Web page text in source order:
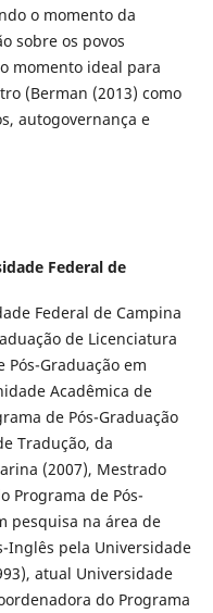
o momento da
sobre os povos
momento ideal para
(Berman (2013) como
autogovernança e
Federal de
Federal de Campina
de Licenciatura
Graduação em
Acadêmica de
de Pós-Graduação
Tradução, da
(2007), Mestrado
Programa de Pós-
pesquisa na área de
Inglês pela Universidade
atual Universidade
do Programa